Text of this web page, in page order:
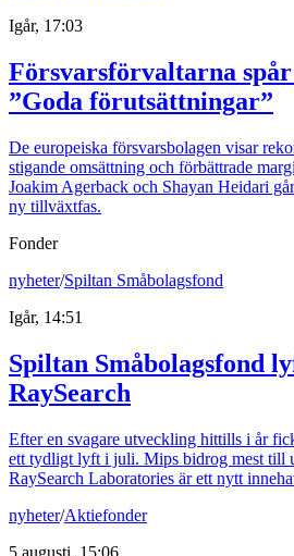
Igår, 17:03
Försvarsförvaltarna
”Goda förutsättningar”
De europeiska försvarsbolagen visar
stigande omsättning och förbättrade
Joakim Agerback och Shayan Heidari
ny tillväxtfas.
Fonder
nyheter/Spiltan Småbolagsfond
Igår, 14:51
Spiltan Småbolagsfond
RaySearch
Efter en svagare utveckling hittills i år
ett tydligt lyft i juli. Mips bidrog mest till
RaySearch Laboratories är ett nytt
nyheter/Aktiefonder
5 augusti, 15:06